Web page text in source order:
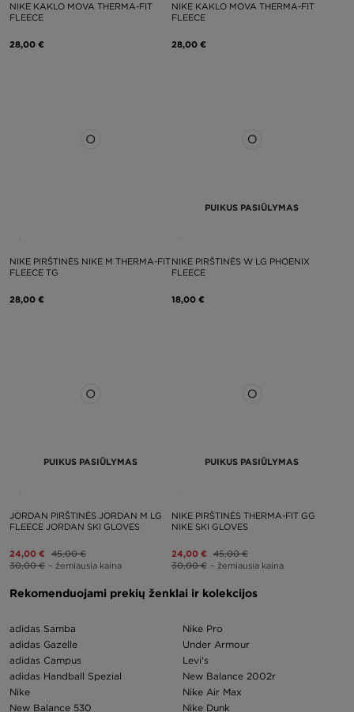
NIKE KAKLO MOVA THERMA-FIT
FLEECE
28,00 €
NIKE KAKLO MOVA THERMA-FIT
FLEECE
28,00 €
NIKE PIRŠTINĖS NIKE M THERMA-FIT
FLEECE TG
28,00 €
PUIKUS PASIŪLYMAS
NIKE PIRŠTINĖS W LG PHOENIX
FLEECE
18,00 €
PUIKUS PASIŪLYMAS
JORDAN PIRŠTINĖS JORDAN M LG
FLEECE JORDAN SKI GLOVES
24,00 € 45,00 €
30,00 € – žemiausia kaina
PUIKUS PASIŪLYMAS
NIKE PIRŠTINĖS THERMA-FIT GG
NIKE SKI GLOVES
24,00 € 45,00 €
30,00 € – žemiausia kaina
Rekomenduojami prekių ženklai ir kolekcijos
adidas Samba
adidas Gazelle
adidas Campus
adidas Handball Spezial
Nike
New Balance 530
Nike Pro
Under Armour
Levi's
New Balance 2002r
Nike Air Max
Nike Dunk